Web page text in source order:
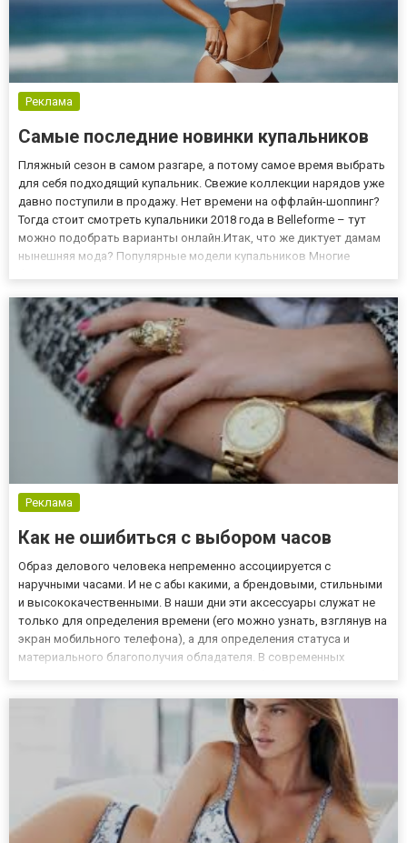
Реклама
Самые последние новинки купальников
Пляжный сезон в самом разгаре, а потому самое время выбрать
для себя подходящий купальник. Свежие коллекции нарядов уже
давно поступили в продажу. Нет времени на оффлайн-шоппинг?
Тогда стоит смотреть купальники 2018 года в Belleforme – тут
можно подобрать варианты онлайн.Итак, что же диктует дамам
нынешняя мода? Популярные модели купальников Многие
Реклама
Как не ошибиться с выбором часов
Образ делового человека непременно ассоциируется с
наручными часами. И не с абы какими, а брендовыми, стильными
и высококачественными. В наши дни эти аксессуары служат не
только для определения времени (его можно узнать, взглянув на
экран мобильного телефона), а для определения статуса и
материального благополучия обладателя. В современных